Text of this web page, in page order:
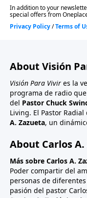
About Visión
Visión Para Vivir es la
programa de radio
del Pastor Chuck
Living. El Pastor
A. Zazueta, un
About Carlos
Más sobre Carlos A.
Poder compartir del
personas de
pasión del pastor